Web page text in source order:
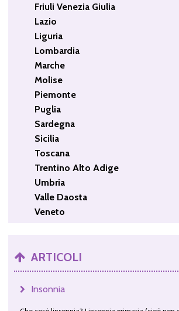
Friuli Venezia Giulia
Lazio
Liguria
Lombardia
Marche
Molise
Piemonte
Puglia
Sardegna
Sicilia
Toscana
Trentino Alto Adige
Umbria
Valle Daosta
Veneto
ARTICOLI
Insonnia